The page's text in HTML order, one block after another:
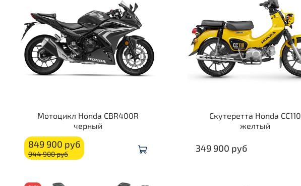
Мотоцикл Honda CBR400R
черный
849 900 руб
944 900 руб
Скутеретта Honda СС110
желтый
349 900 руб